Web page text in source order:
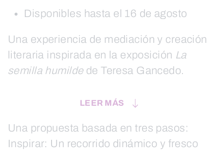
Disponibles hasta el 16 de agosto
Una experiencia de mediación y creación
literaria inspirada en la exposición La
semilla humildede Teresa Gancedo.
LEER MÁS
Una propuesta basada en tres pasos:
Inspirar: Un recorrido dinámico y fresco